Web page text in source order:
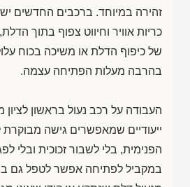
זהירה במיוחד. ברכבים החדשים
כריות אוויר וחיווט צפוף בתוך
של כיפוף הדלת או משיכה בכוח
בהרבה מעלות הפתיחה עצמה.
העבודה על רכב נעול בראשון
ייעודיים שמאפשרים גישה
הפנימית, בלי לשבור זכוכית ובלי
במקביל לפתיחה אפשר לטפל גם